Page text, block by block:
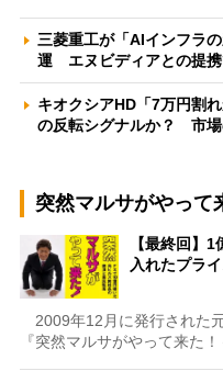
三菱重工が「AIインフラ
運 エヌビディアとの提
キオクシアHD「7万円割
の反転シグナルか？ 市
突然マルサがやって
【最終回】
入れたプラ
2009年12月に発行された
『突然マルサがやって来た